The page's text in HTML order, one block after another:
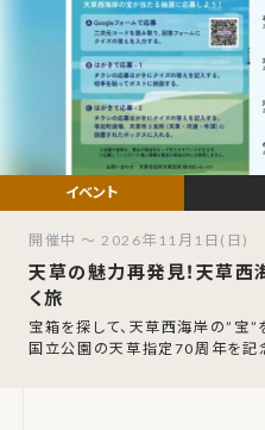
天草の魅力再発見！天草西
く旅
宝箱を探して、天草西海岸の”宝”
国立公園の天草指定70周年を記
開催中 ～ 2026年11月1日(日)